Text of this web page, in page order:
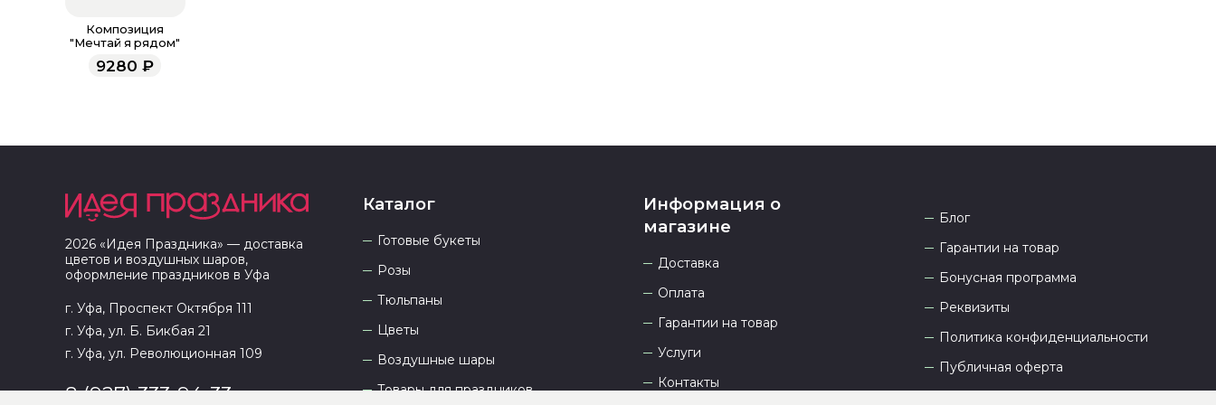
Композиция
"Мечтай я рядом"
9280 ₽
2026 «Идея Праздника» — доставка
цветов и воздушных шаров,
оформление праздников в Уфа
г. Уфа, Проспект Октября 111
г. Уфа, ул. Б. Бикбая 21
г. Уфа, ул. Революционная 109
8 (927) 333-94-33
Каталог
Готовые букеты
Розы
Тюльпаны
Цветы
Воздушные шары
Товары для праздников
Информация о
магазине
Доставка
Оплата
Гарантии на товар
Услуги
Контакты
Блог
Гарантии на товар
Бонусная программа
Реквизиты
Политика конфиденциальности
Публичная оферта